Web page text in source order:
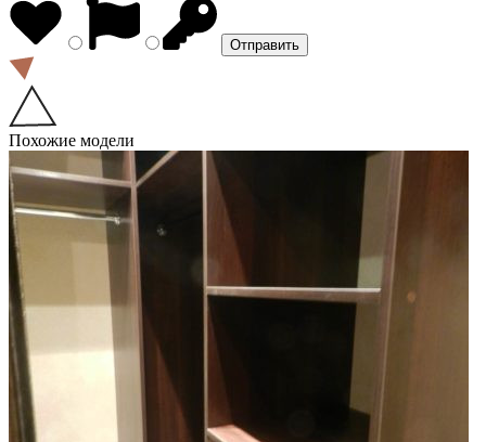
Похожие модели